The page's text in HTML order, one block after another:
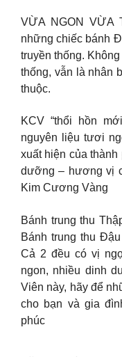
VỪA NGON VỪA
những chiếc bánh
truyền thống.
thống, vẫn là nhân
thuộc.
KCV “thổi hồn
nguyên liệu tươi
xuất hiện của
dưỡng – hương vị
Kim Cương Vàng
Bánh trung thu
Bánh trung thu
Cả 2 đều có vị
ngon, nhiều dinh
Viên này, hãy để
cho bạn và gia
phúc